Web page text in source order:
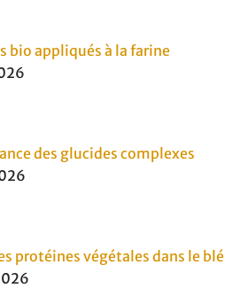
bio appliqués à la farine
des glucides complexes
protéines végétales dans le blé